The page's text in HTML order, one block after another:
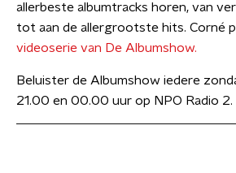
allerbeste albumtracks horen, van
tot aan de allergrootste hits. Corné
videoserie van De Albumshow.
Beluister de Albumshow iedere
21.00 en 00.00 uur op NPO Radio 2.